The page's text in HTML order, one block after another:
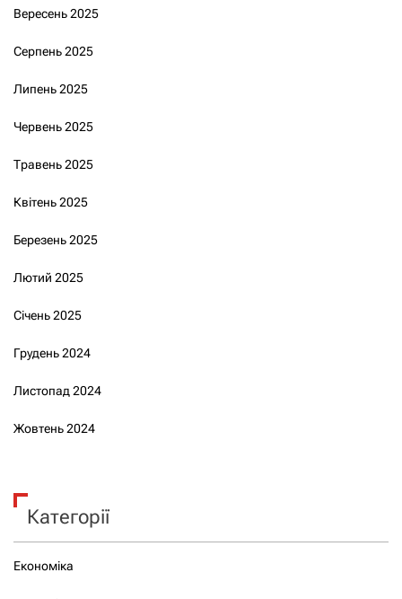
Вересень 2025
Серпень 2025
Липень 2025
Червень 2025
Травень 2025
Квітень 2025
Березень 2025
Лютий 2025
Січень 2025
Грудень 2024
Листопад 2024
Жовтень 2024
Категорії
Економіка